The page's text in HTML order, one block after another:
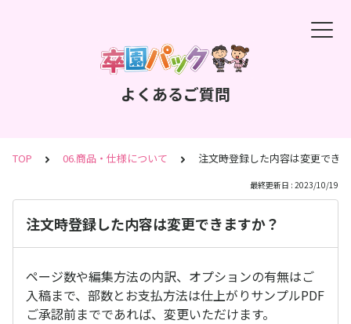
よくあるご質問
TOP 06.商品・仕様について 注文時登録した内容は変更でき
最終更新日 : 2023/10/19
注文時登録した内容は変更できますか？
ページ数や編集方法の内訳、オプションの有無はご
入稿まで、部数とお支払方法は仕上がりサンプルPDF
ご承認前までであれば、変更いただけます。